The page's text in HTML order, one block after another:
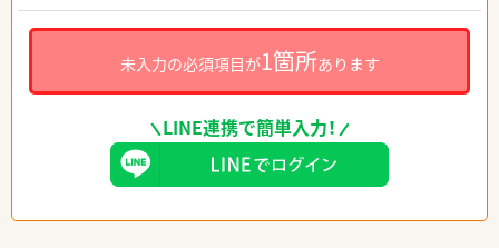
未入力の必須項目が1箇所あります
LINE連携で簡単入力！